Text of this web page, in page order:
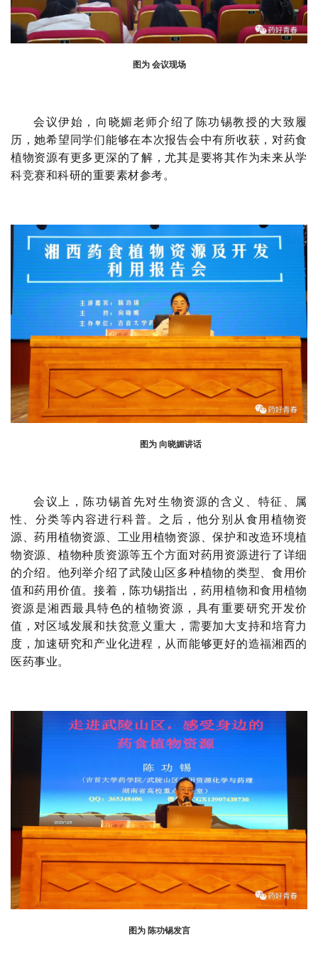
图为 会议现场
会议伊始，向晓媚老师介绍了陈功锡教授的大致履
历，她希望同学们能够在本次报告会中有所收获，对药食
植物资源有更多更深的了解，尤其是要将其作为未来从学
科竞赛和科研的重要素材参考。
图为 向晓媚讲话
会议上，陈功锡首先对生物资源的含义、特征、属
性、分类等内容进行科普。之后，他分别从食用植物资
源、药用植物资源、工业用植物资源、保护和改造环境植
物资源、植物种质资源等五个方面对药用资源进行了详细
的介绍。他列举介绍了武陵山区多种植物的类型、食用价
值和药用价值。接着，陈功锡指出，药用植物和食用植物
资源是湘西最具特色的植物资源，具有重要研究开发价
值，对区域发展和扶贫意义重大，需要加大支持和培育力
度，加速研究和产业化进程，从而能够更好的造福湘西的
医药事业。
图为 陈功锡发言